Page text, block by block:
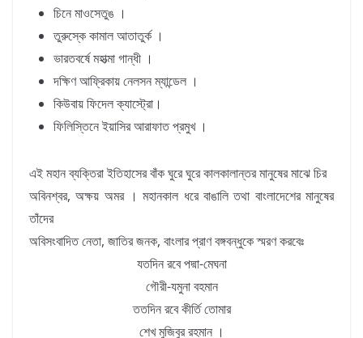
চিনে মাওসেতুঙ ।
তুরুস্কে কামাল আতাতুর্ক ।
ভারতবর্ষে মহাত্মা গান্ধী ।
দক্ষিণ আফ্রিকায় নেলসন ম্যান্ডেল ।
কিউবায় ফিদেল ক্যাস্ট্রো।
ফিলিস্তিনে ইয়াসির আরাফাত প্রমুখ ।
এই মহান ব্যক্তিরা ইতিহাসের বাঁক ঘুরে ঘুরে কালকালান্তর মানুষের মাঝে চির
অবিনশ্বর, অক্ষয় অমর । মহানকাল ধরে বাঙালি তথা বাংলাদেশের মানুষের
তাঁদের
অবিসংবাদিত নেতা, জাতির জনক, বাংলার প্রাণ বঙ্গবন্ধুকে স্মরণ করবেঃ
যতদিন রবে পদ্মা-মেঘনা
গৌরী-যমুনা বহমান
ততদিন রবে কীর্তি তোমার
শেখ মুজিবুর রহমান ।